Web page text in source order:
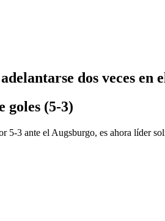
dos veces en
goles (5-3)
5-3 ante el Augsburgo, es ahora líder